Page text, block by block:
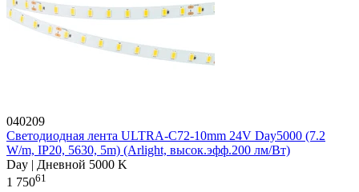
040209
Светодиодная лента ULTRA-C72-10mm 24V Day5000 (7.2
W/m, IP20, 5630, 5m) (Arlight, высок.эфф.200 лм/Вт)
Day | Дневной 5000 K
1 75061